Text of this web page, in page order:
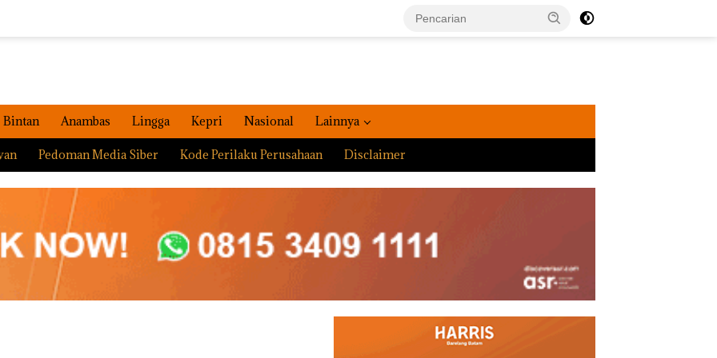
Bintan Anambas Lingga Kepri Nasional Lainnya
Pedoman Media Siber Kode Perilaku Perusahaan Disclaimer